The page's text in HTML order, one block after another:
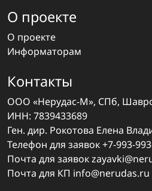
О проекте
О проекте
Информаторам
Контакты
ООО «Нерудас-М», СПб,
ИНН: 7839433689
Ген. дир. Рокотова Елена
Телефон для заявок+7-993-
Почта для заявок
Почта для КП info@nerudas.ru